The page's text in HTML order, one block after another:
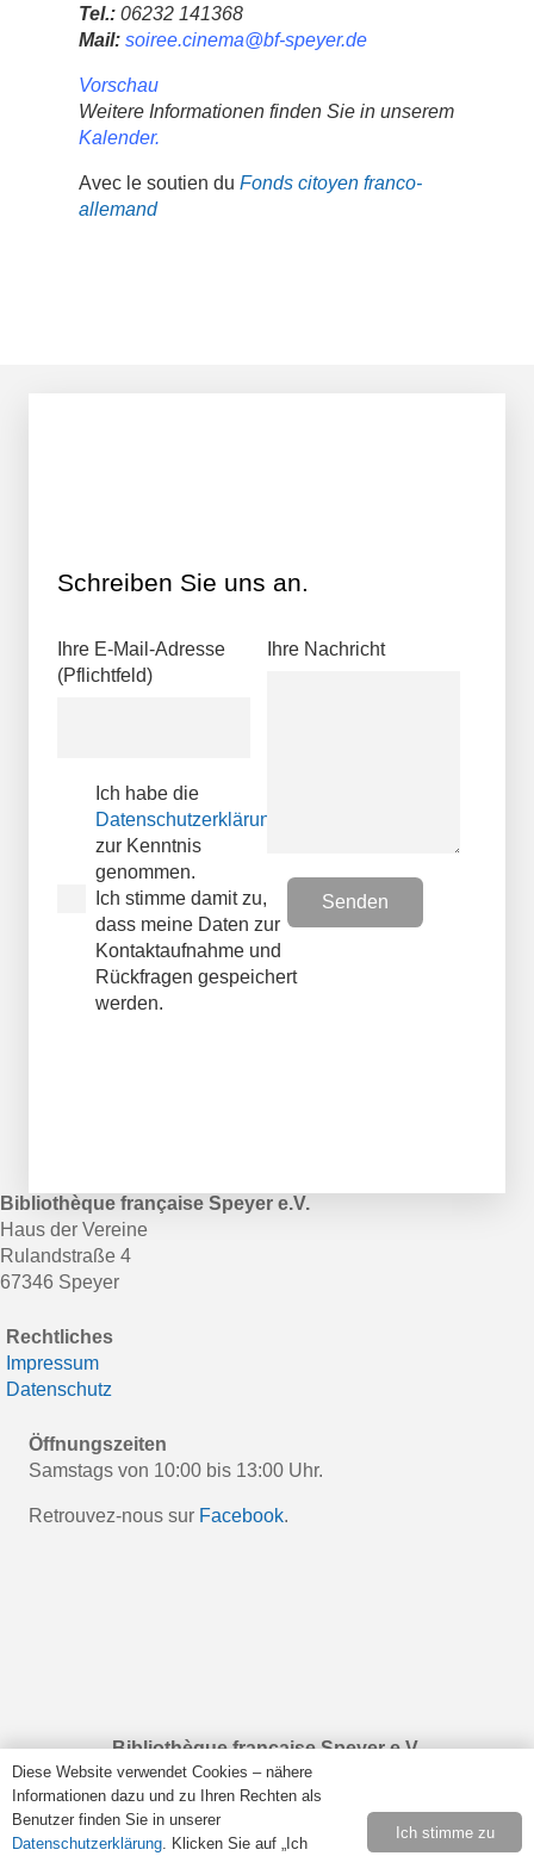
Tel.:06232 141368
Mail: soiree.cinema@bf-speyer.de
Vorschau
Weitere Informationen finden Sie in unserem
Kalender.
Avec le soutien du Fonds citoyen franco-
allemand
Schreiben Sie uns an.
Ihre E-Mail-Adresse
(Pflichtfeld)
Ich habe die
Datenschutzerklärungen
zur Kenntnis
genommen.
Ich stimme damit zu,
dass meine Daten zur
Kontaktaufnahme und
Rückfragen gespeichert
werden.
Ihre Nachricht
Bibliothèque française Speyer e.V.
Haus der Vereine
Rulandstraße 4
67346 Speyer
Rechtliches
Impressum
Datenschutz
Öffnungszeiten
Samstags von 10:00 bis 13:00 Uhr.
Retrouvez-nous sur Facebook.
Bibliothèque française Speyer e.V.
Haus der Vereine
Rulandstraße 4
67346 Speyer
Diese Website verwendet Cookies – nähere
Informationen dazu und zu Ihren Rechten als
Benutzer finden Sie in unserer
Datenschutzerklärung. Klicken Sie auf „Ich
Ich stimme zu